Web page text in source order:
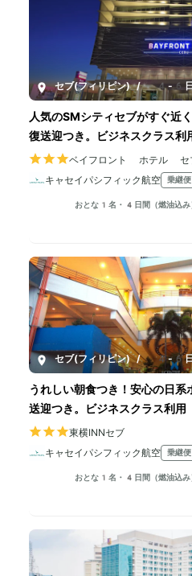
セブ(フィリピン) / 4-6日
人気のSMシティセブがすぐ近
復送迎つき。ビジネスクラス利
ベイフロント ホテル セ
キャセイパシフィック航空
乗継便
おとな1名・4日間（燃油込み
セブ(フィリピン) / 4-6日
うれしい朝食つき！安心の日系
送迎つき。ビジネスクラス利用
東横INNセブ
キャセイパシフィック航空
乗継便
おとな1名・4日間（燃油込み